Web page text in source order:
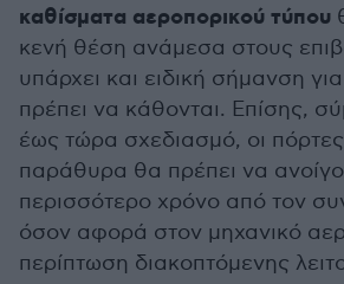
καθίσματα αεροπορικού τύπου
κενή θέση ανάμεσα στους
υπάρχει και ειδική σήμανση
πρέπει να κάθονται. Επίσης,
έως τώρα σχεδιασμό, οι πόρτες
παράθυρα θα πρέπει να
περισσότερο χρόνο από τον
όσον αφορά στον μηχανικό
περίπτωση διακοπτόμενης